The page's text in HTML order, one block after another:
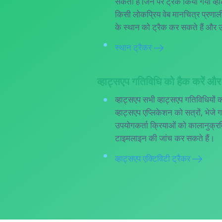
किसी लोकप्रिय वेब मानचित्र
के स्थान को ट्रैक कर सकते हैं और
स्थान ट्रैकर
व्हाट्सएप गतिविधि को हैक करें
व्हाट्सएप सभी व्हाट्सएप
व्हाट्सएप एप्लिकेशन को सत्रों, भेजे
उपयोगकर्ता क्रियाओं को
टाइमलाइन की जांच कर सकते हैं।
व्हाट्सएप एक्टिविटी ट्रैकर